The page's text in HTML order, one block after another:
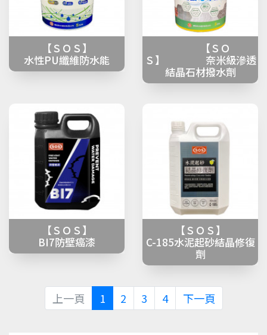
【ＳＯＳ】
水性PU纖維防水能
【ＳＯ
Ｓ】 奈米級滲透
結晶石材撥水劑
【ＳＯＳ】
BI7防壁癌漆
【ＳＯＳ】
C-185水泥起砂結晶修復
劑
上一頁 1 2 3 4 下一頁